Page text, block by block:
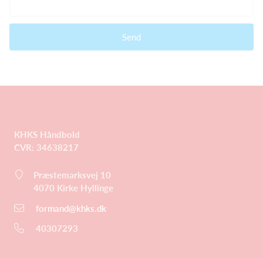
Send
KHKS Håndbold
CVR: 34638217
Præstemarksvej 10
4070 Kirke Hyllinge
formand@khks.dk
40307293